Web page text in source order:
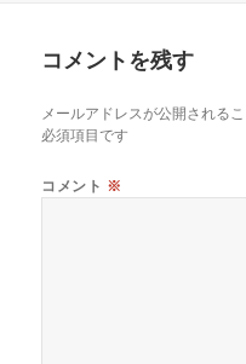
コメントを残す
メールアドレスが公開されるこ
必須項目です
コメント ※